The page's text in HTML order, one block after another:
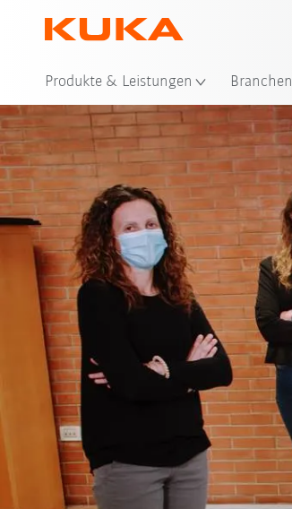
Produkte & Leistungen Branchen